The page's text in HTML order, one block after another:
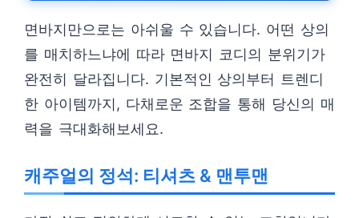
면바지만으로는 아쉬울 수 있습니다. 어떤 상의
를 매치하느냐에 따라 면바지 코디의 분위기가
완전히 달라집니다. 기본적인 상의부터 트렌디
한 아이템까지, 다채로운 조합을 통해 당신의 매
력을 극대화해보세요.
캐주얼의 정석: 티셔츠 & 맨투맨